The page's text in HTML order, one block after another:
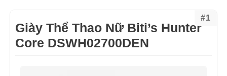
#1
Giày Thể Thao Nữ Biti’s Hunter
Core DSWH02700DEN